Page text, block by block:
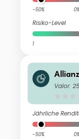
-50%
Risiko-Level
1
nz
Valor:
Jährliche
-50%